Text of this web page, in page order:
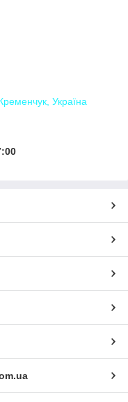
Україна